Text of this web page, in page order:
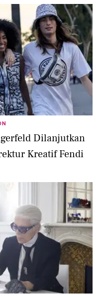
Dilanjutkan
Kreatif Fendi